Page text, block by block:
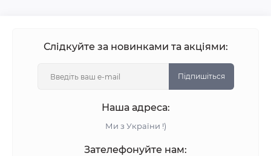
Слідкуйте за новинками та акціями:
Підпишіться
Наша адреса:
Ми з України !)
Зателефонуйте нам: